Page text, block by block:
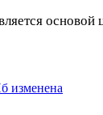
изменена